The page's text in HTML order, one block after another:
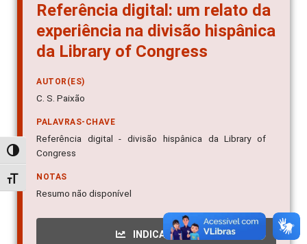
Alternar alto contraste
Alternar tamanho da fonte
Referência digital: um relato da
experiência na divisão hispânica
da Library of Congress
AUTOR(ES)
C. S. Paixão
PALAVRAS-CHAVE
Referência digital - divisão hispânica da Library of
Congress
NOTAS
Resumo não disponível
INDICADORES